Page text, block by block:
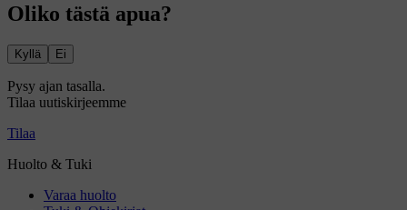
Oliko tästä apua?
Kyllä Ei